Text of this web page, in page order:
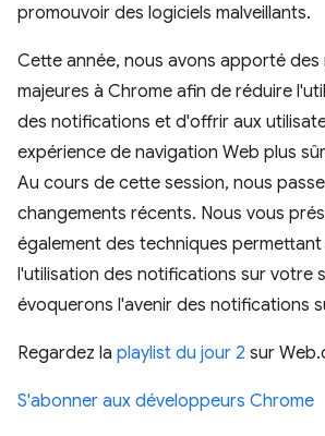
promouvoir des logiciels malveillants.
Cette année, nous avons apporté
majeures à Chrome afin de réduire
des notifications et d'offrir aux
expérience de navigation Web plus
Au cours de cette session, nous
changements récents. Nous vous
également des techniques
l'utilisation des notifications sur votre
évoquerons l'avenir des notifications
Regardez la playlist du jour 2 sur
S'abonner aux développeurs Chrome